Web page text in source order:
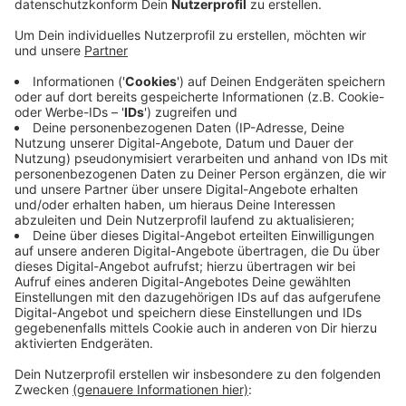
getestet. Es gibt einen langen Dauerton, dann
einen Auf- und Abschwellenden Warnton und zum
Schluss wieder den Warnton.
Veröffentlicht: Mittwoch, 09.09.2020 17:58
Anzeige
Die Feuerwehr möchte damit herausfinden, ob es im
Lücken im Warnnetz der Stadt gibt. Wer das Signal
nicht deutlich genug hört, kann das bei der Stadt
melden. Die Infos dazu stehen auf ad.de. Bevor ab 11
Uhr getestet wird, werden auch die Rheinbahn über die
Anzeigetafeln und die Bundes-Warnapp NINA auf den
Sirenentest hinweisen.